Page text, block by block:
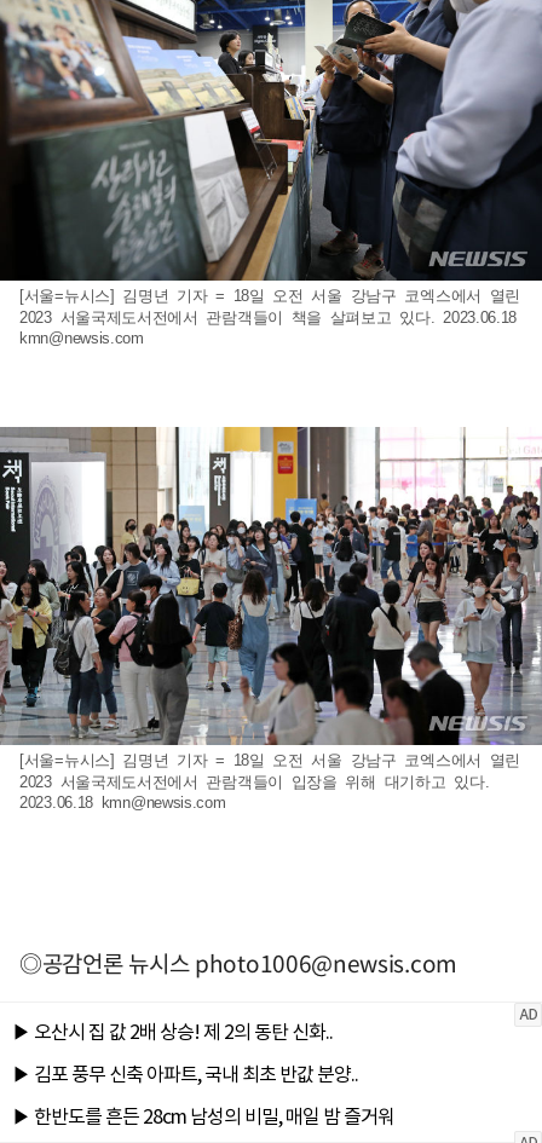
[서울=뉴시스] 김명년 기자 = 18일 오전 서울 강남구 코엑스에서 열린
2023 서울국제도서전에서 관람객들이 책을 살펴보고 있다. 2023.06.18
kmn@newsis.com
[서울=뉴시스] 김명년 기자 = 18일 오전 서울 강남구 코엑스에서 열린
2023 서울국제도서전에서 관람객들이 입장을 위해 대기하고 있다.
2023.06.18 kmn@newsis.com
◎공감언론 뉴시스photo1006@newsis.com